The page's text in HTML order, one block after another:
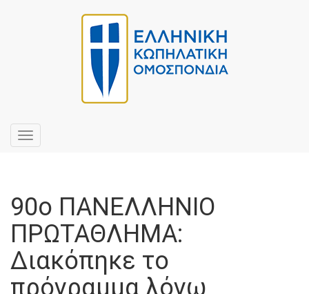
Toggle
navigation
90ο ΠΑΝΕΛΛΗΝΙΟ
ΠΡΩΤΑΘΛΗΜΑ:
Διακόπηκε το
πρόγραμμα λόγω